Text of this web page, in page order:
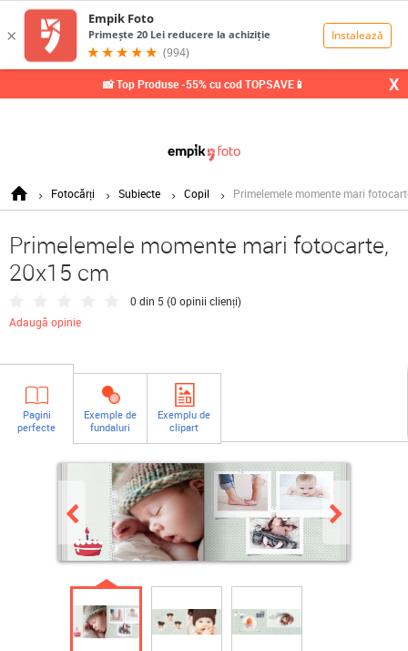
📸 Top Produse -55% cu cod TOPSAVE📱 X
Fotocărți Subiecte Copil Primelemele momente mari
Primelemele momente mari fotocarte,
20x15 cm
0 din 5 (0 opinii clienți)
Adaugă opinie
Pagini
perfecte
Exemple de
fundaluri
Exemplu de
clipart